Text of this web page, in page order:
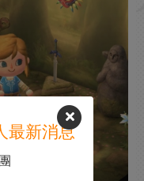
最新消息